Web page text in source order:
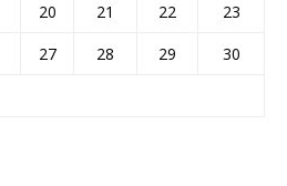
20 21 22
23
27 28 29
30